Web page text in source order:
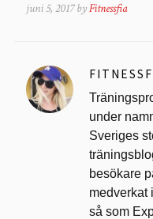
juni 5, 2017 byFitnessfia
under
Sveriges
besökare
medverkat
så som